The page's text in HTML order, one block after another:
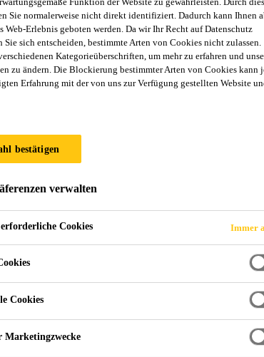
Sie normalerweise nicht direkt identifiziert. Dadurch kann Ihnen
Web-Erlebnis geboten werden. Da wir Ihr Recht auf Datenschutz
Sie sich entscheiden, bestimmte Arten von Cookies nicht zulassen.
Kategorieüberschriften, um mehr zu erfahren und
zu ändern. Die Blockierung bestimmter Arten von Cookies kann
Erfahrung mit der von uns zur Verfügung gestellten Website
bestätigen
verwalten
Cookies Immer
Cookies
Marketingzwecke